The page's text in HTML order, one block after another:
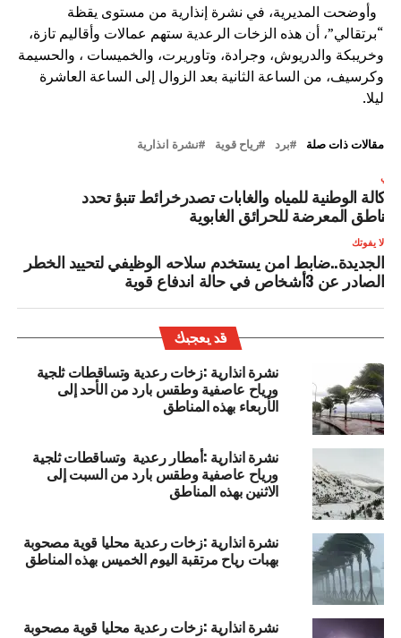
وأوضحت المديرية، في نشرة إنذارية من مستوى يقظة
“برتقالي”، أن هذه الزخات الرعدية ستهم عمالات وأقاليم تازة،
وخريبكة والدريوش، وجرادة، وتاوريرت، والخميسات ، والحسيمة
وكرسيف، من الساعة الثانية بعد الزوال إلى الساعة العاشرة
ليلا.
مقالات ذات صلة برد رياح قوية نشرة انذارية
الوطنية للمياه والغابات تصدرخرائط تنبؤ تحدد
المعرضة للحرائق الغابوية
لا يفوتك
الجديدة..ضابط امن يستخدم سلاحه الوظيفي لتحييد الخطر
الصادر عن 3أشخاص في حالة اندفاع قوية
قد يعجبك
نشرة انذارية :زخات رعدية وتساقطات ثلجية
ورياح عاصفية وطقس بارد من الأحد إلى
الأربعاء بهذه المناطق
نشرة انذارية :أمطار رعدية وتساقطات ثلجية
ورياح عاصفية وطقس بارد من السبت إلى
الاثنين بهذه المناطق
نشرة انذارية :زخات رعدية محليا قوية مصحوبة
بهبات رياح مرتقبة اليوم الخميس بهذه المناطق
نشرة انذارية :زخات رعدية محليا قوية مصحوبة